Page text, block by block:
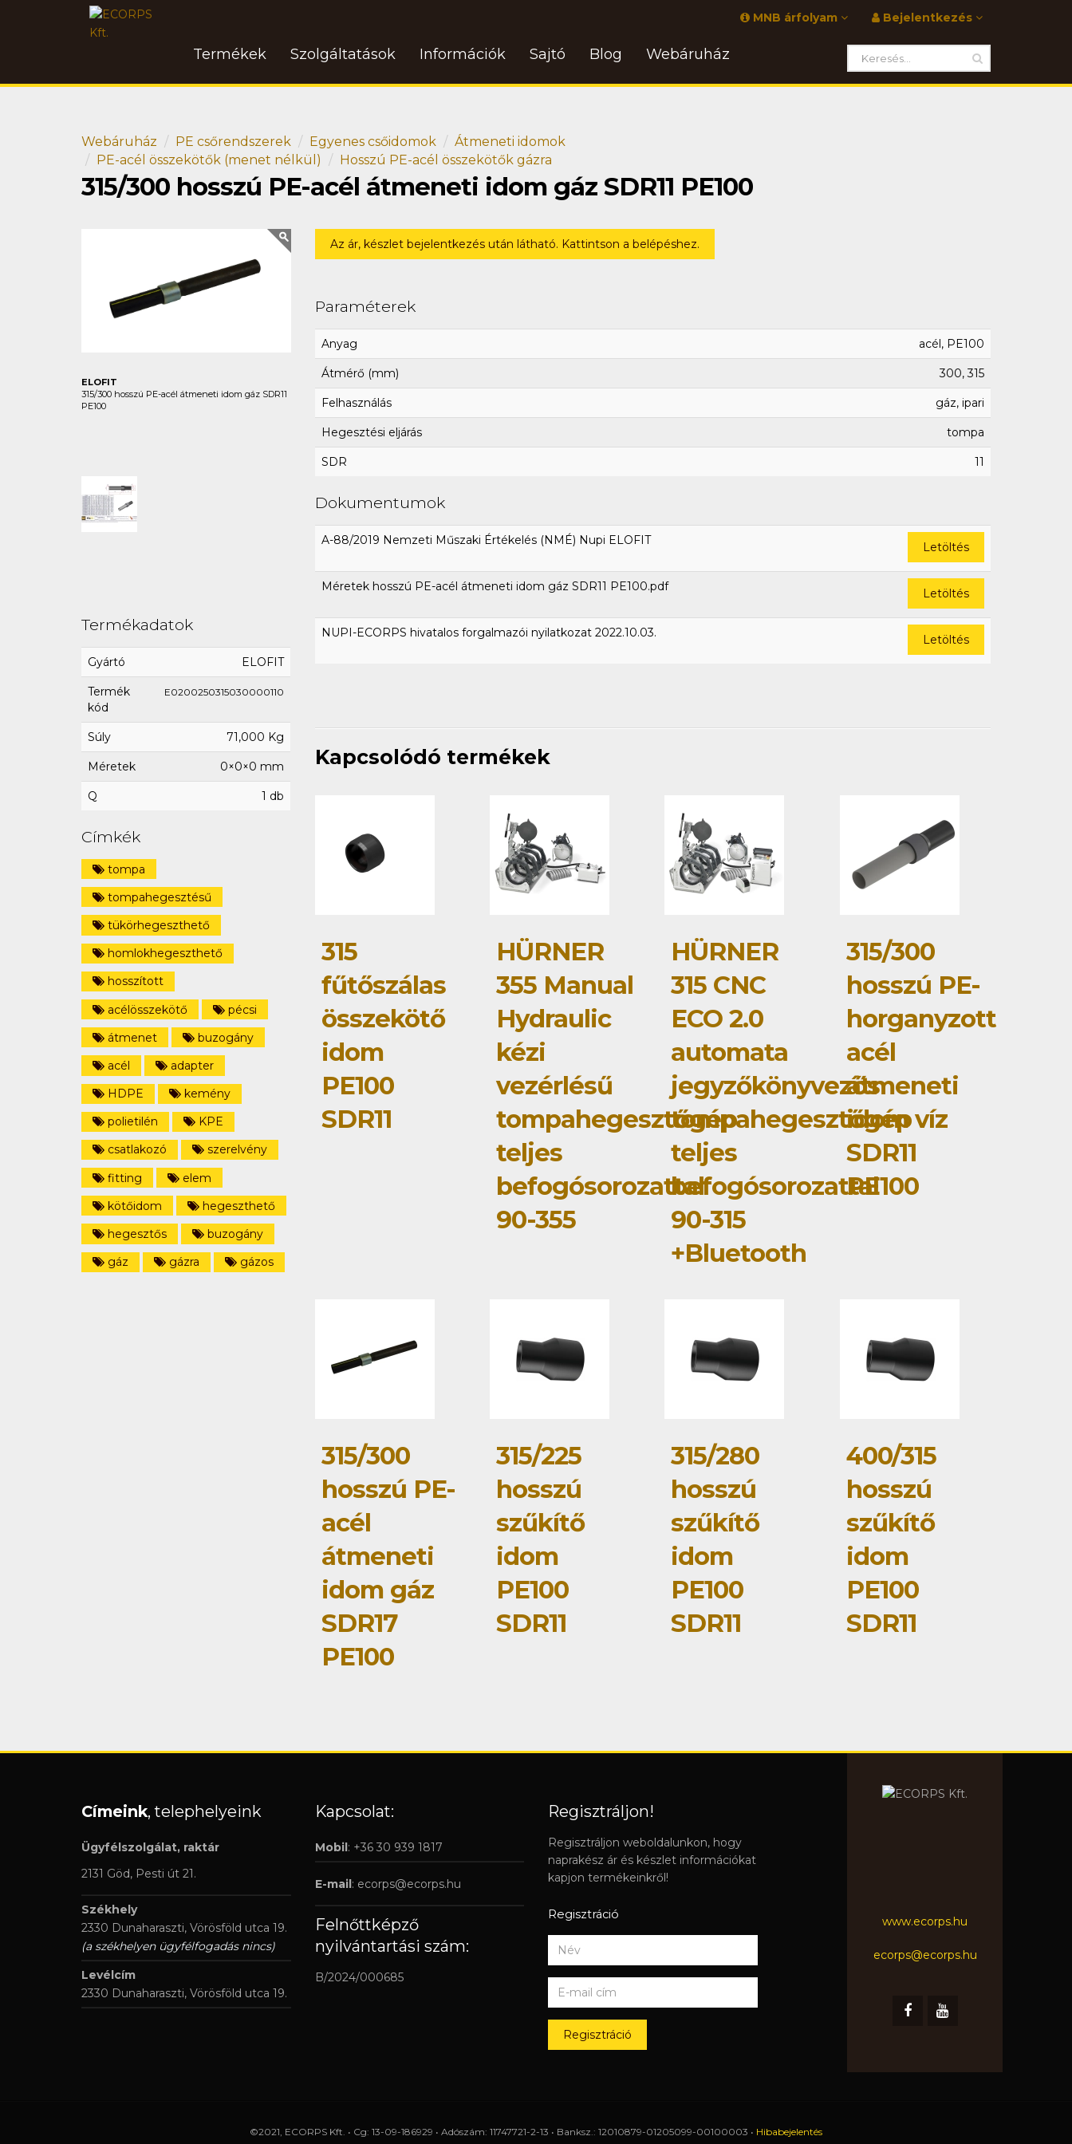
Bejelentkezés
MNB árfolyam
Termékek Szolgáltatások Információk Sajtó Blog Webáruház
Webáruház PE csőrendszerek Egyenes csőidomok
Átmeneti idomok
PE-acél összekötők (menet nélkül)
Hosszú PE-acél összekötők gázra
315/300 hosszú PE-acél átmeneti idom gáz SDR11 PE100
ELOFIT
315/300 hosszú PE-acél átmeneti idom gáz SDR11
PE100
Az ár, készlet bejelentkezés után látható. Kattintson a belépéshez.
Paraméterek
Anyag acél, PE100
Átmérő (mm) 300, 315
Felhasználás gáz, ipari
Hegesztési eljárás tompa
SDR 11
Dokumentumok
A-88/2019 Nemzeti Műszaki Értékelés (NMÉ) Nupi ELOFIT Letöltés
Méretek hosszú PE-acél átmeneti idom gáz SDR11 PE100.pdf Letöltés
NUPI-ECORPS hivatalos forgalmazói nyilatkozat 2022.10.03. Letöltés
Termékadatok
Gyártó ELOFIT
Termék
kód
E0200250315030000110
Súly 71,000 Kg
Méretek 0×0×0 mm
Q 1 db
Címkék
tompa
tompahegesztésű
tükörhegeszthető
homlokhegeszthető
hosszított
acélösszekötő
pécsi
átmenet
buzogány
acél
adapter
HDPE
kemény
polietilén
KPE
csatlakozó
szerelvény
fitting
elem
kötőidom
hegeszthető
hegesztős
buzogány
gáz
gázra gázos
Kapcsolódó termékek
315
fűtőszálas
összekötő
idom
PE100
SDR11
HÜRNER
355 Manual
Hydraulic
kézi
vezérlésű
tompahegesztőgép
teljes
befogósorozattal
90-355
HÜRNER
315 CNC
ECO 2.0
automata
jegyzőkönyvezős
tompahegesztőgép
teljes
befogósorozattal
90-315
+Bluetooth
315/300
hosszú PE-
horganyzott
acél
átmeneti
idom víz
SDR11
PE100
315/300
hosszú PE-
acél
átmeneti
idom gáz
SDR17
PE100
315/225
hosszú
szűkítő
idom
PE100
SDR11
315/280
hosszú
szűkítő
idom
PE100
SDR11
400/315
hosszú
szűkítő
idom
PE100
SDR11
Címeink, telephelyeink
Ügyfélszolgálat, raktár
2131 Göd, Pesti út 21.
Székhely
2330 Dunaharaszti, Vörösföld utca 19.
(a székhelyen ügyfélfogadás nincs)
Levélcím
2330 Dunaharaszti, Vörösföld utca 19.
Kapcsolat:
Mobil: +36 30 939 1817
E-mail: ecorps@ecorps.hu
Felnőttképző
nyilvántartási szám:
B/2024/000685
Regisztráljon!
Regisztráljon weboldalunkon, hogy
naprakész ár és készlet információkat
kapjon termékeinkről!
Regisztráció
Regisztráció
www.ecorps.hu
ecorps@ecorps.hu
©2021, ECORPS Kft. • Cg: 13-09-186929 • Adószám: 11747721-2-13 • Banksz.: 12010879-01205099-00100003 • Hibabejelentés